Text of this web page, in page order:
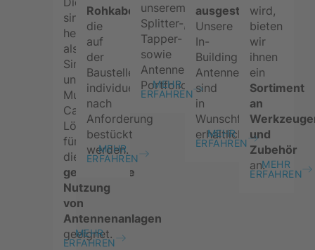
sind
hervorragend
als
Single-
und
Multi-
Carrier-
Lösungen
für
die
gemeinsame
Nutzung
von
Antennenanlagen
geeignet.
MEHR
ERFAHREN
Rohkabel
die
auf
der
Baustelle
individuell
nach
Anforderung
bestückt
werden.
MEHR
ERFAHREN
unserem
Splitter-,
Tapper-
sowie
Antennen-
Portfolio.
MEHR
ERFAHREN
ausgestrahlt.
Unsere
In-
Building
Antennen
sind
in
Wunschfarbe
erhältlich.
MEHR
ERFAHREN
wird,
bieten
wir
ihnen
ein
Sortiment
an
und
Zubehör
an.MEHR
ERFAHREN